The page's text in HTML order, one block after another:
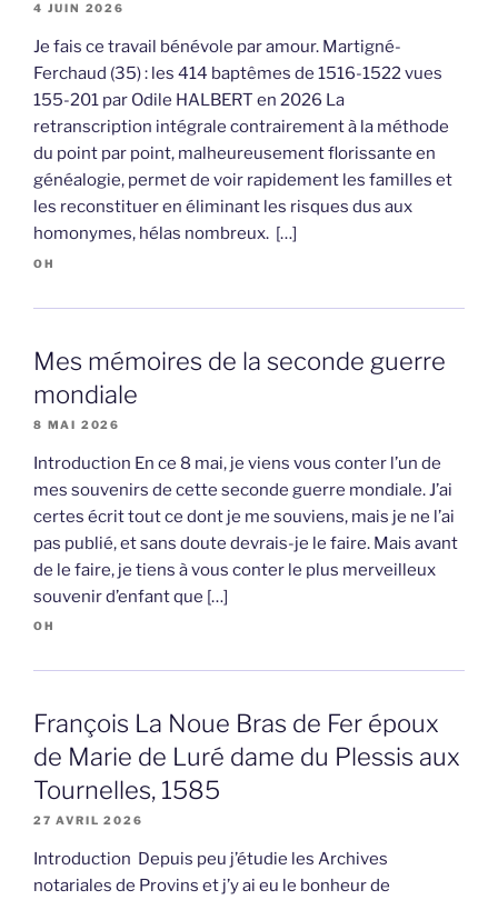
4 JUIN 2026
Je fais ce travail bénévole par amour. Martigné-
Ferchaud (35) : les 414 baptêmes de 1516-1522 vues
155-201 par Odile HALBERT en 2026 La
retranscription intégrale contrairement à la méthode
du point par point, malheureusement florissante en
généalogie, permet de voir rapidement les familles et
les reconstituer en éliminant les risques dus aux
homonymes, hélas nombreux. […]
OH
Mes mémoires de la seconde guerre
mondiale
8 MAI 2026
Introduction En ce 8 mai, je viens vous conter l’un de
mes souvenirs de cette seconde guerre mondiale. J’ai
certes écrit tout ce dont je me souviens, mais je ne l’ai
pas publié, et sans doute devrais-je le faire. Mais avant
de le faire, je tiens à vous conter le plus merveilleux
souvenir d’enfant que […]
OH
François La Noue Bras de Fer époux
de Marie de Luré dame du Plessis aux
Tournelles, 1585
27 AVRIL 2026
Introduction Depuis peu j’étudie les Archives
notariales de Provins et j’y ai eu le bonheur de